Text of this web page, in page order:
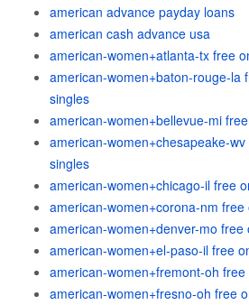
american advance payday loans
american cash advance usa
american-women+atlanta-tx free
american-women+baton-rouge-la
singles
american-women+bellevue-mi
american-women+chesapeake-
singles
american-women+chicago-il free
american-women+corona-nm
american-women+denver-mo
american-women+el-paso-il free
american-women+fremont-oh
american-women+fresno-oh free